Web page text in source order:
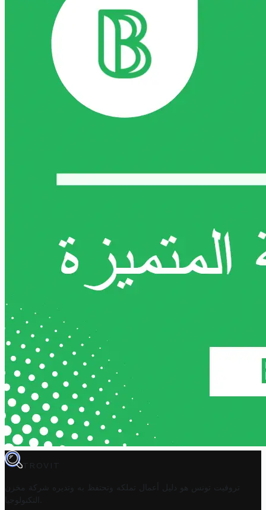
TROVIT
تروفيت تونس هو دليل أعمال تملكه وتحتفظ به وتديره
شركة مخزن
التكنولوجيا